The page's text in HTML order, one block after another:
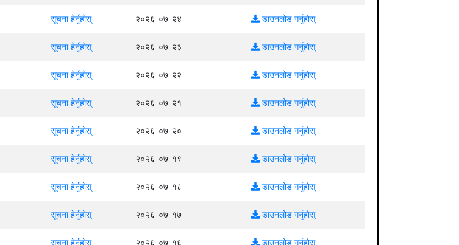
सूचना हेर्नुहोस् २०२६-०७-२४ डाउनलोड गर्नुहोस्
सूचना हेर्नुहोस् २०२६-०७-२३ डाउनलोड गर्नुहोस्
सूचना हेर्नुहोस् २०२६-०७-२२ डाउनलोड गर्नुहोस्
सूचना हेर्नुहोस् २०२६-०७-२१ डाउनलोड गर्नुहोस्
सूचना हेर्नुहोस् २०२६-०७-२० डाउनलोड गर्नुहोस्
सूचना हेर्नुहोस् २०२६-०७-१९ डाउनलोड गर्नुहोस्
सूचना हेर्नुहोस् २०२६-०७-१८ डाउनलोड गर्नुहोस्
सूचना हेर्नुहोस् २०२६-०७-१७ डाउनलोड गर्नुहोस्
सूचना हेर्नुहोस् २०२६-०७-१६ डाउनलोड गर्नुहोस्